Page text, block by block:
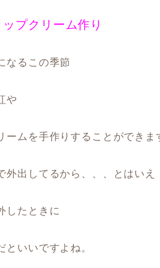
プクリーム作り
なるこの季節
や
ームを手作りすることができま
外出してるから、、、とはいえ
したときに
といいですよね。